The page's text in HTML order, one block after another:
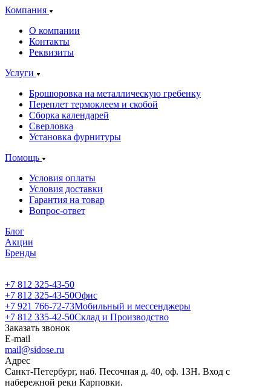
Компания
О компании
Контакты
Реквизиты
Услуги
Брошюровка на металлическую гребенку
Переплет термоклеем и скобой
Сборка календарей
Сверловка
Установка фурнитуры
Помощь
Условия оплаты
Условия доставки
Гарантия на товар
Вопрос-ответ
Блог
Акции
Бренды
+7 812 325-43-50
+7 812 325-43-50Офис
+7 921 766-72-73Мобильный и мессенджеры
+7 812 335-42-50Склад и Производство
Заказать звонок
E-mail
mail@sidose.ru
Адрес
Санкт-Петербург, наб. Песочная д. 40, оф. 13Н. Вход с
набережной реки Карповки.